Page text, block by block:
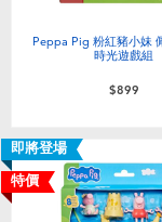
Peppa Pig 粉紅豬小妹
時光遊戲組
$899
即將登場
特價